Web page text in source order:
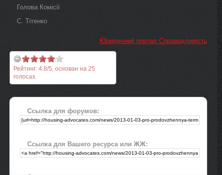
Голова Комісії
С. Тітенко
Юридичний портал Справедливість
Рейтинг: 4.8/5, основан на 25
голосах.
Ссылка для форумов:
Ссылка для Вашего ресурса или ЖЖ: